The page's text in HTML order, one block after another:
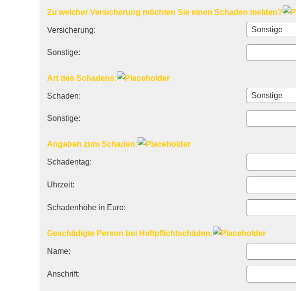
Zu welcher Versicherung möchten Sie einen Schaden melden?
Versicherung:
Sonstige:
Art des Schadens:
Schaden:
Sonstige:
Angaben zum Schaden:
Schadentag:
Uhrzeit:
Schadenhöhe in Euro:
Geschädigte Person bei Haft­pflichtschäden:
Name:
Anschrift: